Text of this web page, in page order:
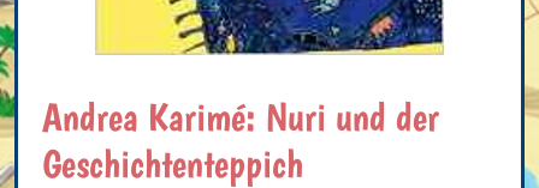
Andrea Karimé: Nuri und der
Geschichtenteppich